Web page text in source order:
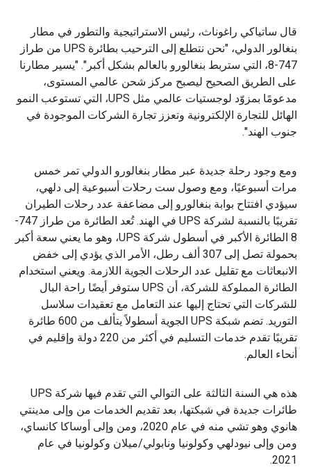
قال ساتياكي راغوناث، رئيس الاستراتيجية والتطور في مطار
بنغالور الدولي، "نحن نتطلع إلى الترحيب بطائرة UPS من طراز
747-8، التي ستربط بنغالورو بالعالم بشكل أكبر". "يسير مطارنا
على الطريق الصحيح ليصبح مركز شحن عالمي المستوى،
مدعومًا بمزوّد لوجستيات عالمي مثل UPS، التي تستوعب النمو
الهائل للتجارة الإلكترونية وتعزز تجارة الشركات الموجودة في
جنوب الهند".
ومع وجود رحلة جديدة عبر مطار بنغالورو الدولي تمر خمس
مرات أسبوعيًا، ومع وصول ست رحلات أسبوعية إلى دلهي،
سيؤدي افتتاح بوابة بنغالورو إلى مضاعفة عدد رحلات الطيران
تقريبًا
بالنسبة لشركة UPS في الهند. تُعد الطائرة من طراز 747-
8 الطائرة الأكبر في أسطول شركة UPS، وهو ما يعني سعة أكبر
بحمولة تصل إلى 307 ألف رطل، الأمر الذي يؤدي إلى خفض
الانبعاثات مع تقليل عدد الرحلات الجوية اللازمة. ويعني استخدام
الطائرة المملوكة للشركة، أن UPS ستوفر أيضًا راحة البال
للشركات التي تحتاج إليها عند التعامل مع تعقيدات سلاسل
التوريد. تضم شبكة UPS الجوية أسطولاً يتألف من 600 طائرة
تقريبًا تقدم خدمات التسليم في أكثر من 220 دولة وإقليم في
أنحاء العالم.
هذه هي السنة الثالثة على التوالي التي تقدم فيها شركة UPS
طائرات جديدة في شبكتها، بعد تقديم الخدمات من وإلى مدينتي
هانوي وهو تشي منه في عام 2020، ومن وإلى أوساكا كانساي،
ومن وإلى نيودلهي وكولونيا ونابولي/ميلان وكولونيا في عام
2021.